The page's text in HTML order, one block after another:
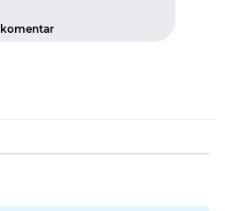
komentar